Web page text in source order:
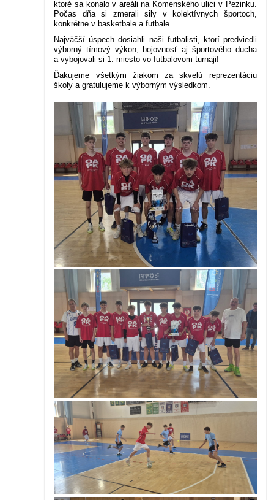
ktoré sa konalo v areáli na Komenského ulici v Pezinku.
Počas dňa si zmerali sily v kolektívnych športoch,
konkrétne v basketbale a futbale.
Najväčší úspech dosiahli naši futbalisti, ktorí predviedli
výborný tímový výkon, bojovnosť aj športového ducha
a vybojovali si 1. miesto vo futbalovom turnaji!
Ďakujeme všetkým žiakom za skvelú reprezentáciu
školy a gratulujeme k výborným výsledkom.